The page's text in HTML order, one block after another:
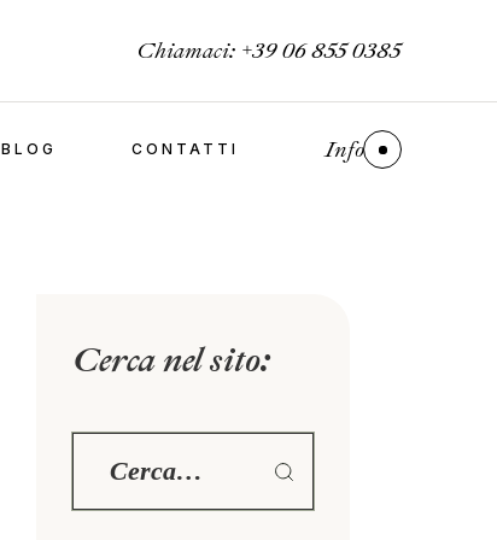
Chiamaci: +39 06 855 0385
BLOG CONTATTI Info
Cerca nel sito: